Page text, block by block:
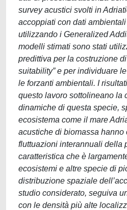
survey acustici svolti in
accoppiati con dati
utilizzando i Generalized
modelli stimati sono stati
predittiva per la costruzione
suitability” e per individuare
le forzanti ambientali. I
questo lavoro sottolineano la
dinamiche di questa specie,
ecosistema come il mare
acustiche di biomassa hanno
fluttuazioni interannuali della
caratteristica che è
ecosistemi e altre specie di
distribuzione spaziale
studio considerato, seguiva
con le densità più alte